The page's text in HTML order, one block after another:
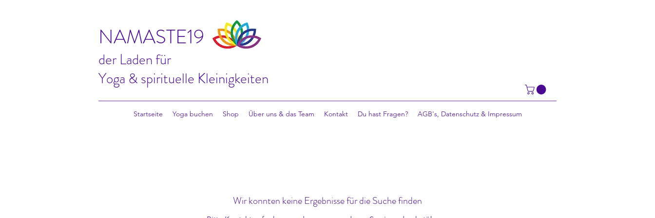
NAMASTE19
der Laden für
Yoga & spirituelle Kleinigkeiten
Startseite Yoga buchen Shop Über uns & das Team Kontakt Du hast Fragen? AGB's, Datenschutz & Impressum
Wir konnten keine Ergebnisse für die Suche finden